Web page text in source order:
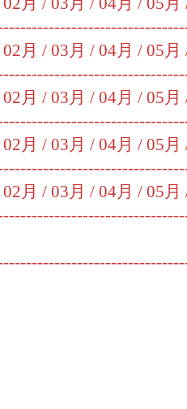
02月 / 03月 / 04月 / 05月
02月 / 03月 / 04月 / 05月
02月 / 03月 / 04月 / 05月
02月 / 03月 / 04月 / 05月